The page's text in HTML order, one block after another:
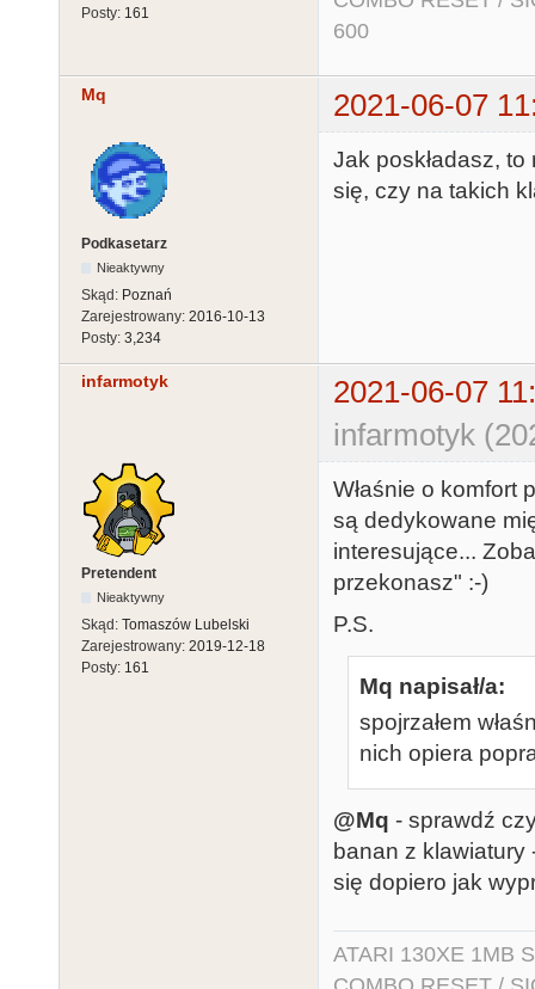
Posty: 161
600
Mq 2021-06-07
Podkasetarz
Nieaktywny
Skąd: Poznań
Zarejestrowany: 2016-10-13
Posty: 3,234
Jak poskładasz,
się, czy na takich
infarmotyk
2021-06-07
infarmotyk
Pretendent
Nieaktywny
Skąd: Tomaszów Lubelski
Zarejestrowany: 2019-12-18
Posty: 161
Właśnie o komfort
są dedykowane
interesujące...
przekonasz" :-)
P.S.
Mq napisał/a:
spojrzałem
nich opiera
@Mq - sprawdź
banan z klawiatury
się dopiero jak
ATARI 130XE 1MB